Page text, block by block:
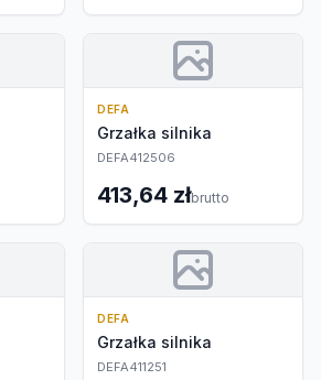
DEFA
Grzałka silnika
DEFA412506
413,64 złbrutto
DEFA
Grzałka silnika
DEFA411251